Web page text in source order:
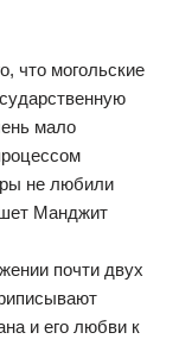
что могольские
мало
не любили
Манджит
почти двух
и его любви к